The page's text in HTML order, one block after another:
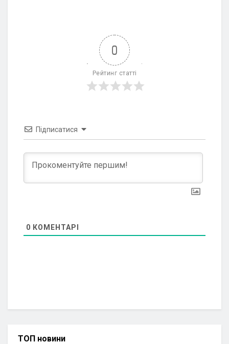
0
Рейтинг статті
Підписатися
0 КОМЕНТАРІ
ТОП новини